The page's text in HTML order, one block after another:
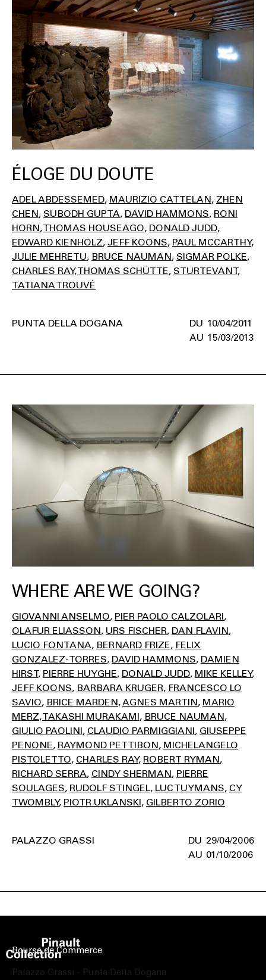
ÉLOGE DU DOUTE
ADEL ABDESSEMED MAURIZIO CATTELAN ZHEN
CHEN SUBODH GUPTA DAVID HAMMONS RONI
HORN THOMAS HOUSEAGO DONALD JUDD
EDWARD KIENHOLZ JEFF KOONS PAUL MCCARTHY
JULIE MEHRETU BRUCE NAUMAN SIGMAR POLKE
CHARLES RAY THOMAS SCHÜTTE STURTEVANT
TATIANA TROUVÉ
10/04/2011
15/03/2013
PUNTA DELLA DOGANA
WHERE ARE WE GOING?
GIOVANNI ANSELMO PIER PAOLO CALZOLARI
OLAFUR ELIASSON URS FISCHER DAN FLAVIN
LUCIO FONTANA BERNARD FRIZE FELIX
GONZALEZ-TORRES DAVID HAMMONS DAMIEN
HIRST PIERRE HUYGHE DONALD JUDD MIKE KELLEY
JEFF KOONS BARBARA KRUGER FRANCESCO LO
SAVIO BRICE MARDEN AGNES MARTIN MARIO
MERZ TAKASHI MURAKAMI BRUCE NAUMAN
GIULIO PAOLINI CLAUDIO PARMIGGIANI GIUSEPPE
PENONE RAYMOND PETTIBON MICHELANGELO
PISTOLETTO CHARLES RAY ROBERT RYMAN
RICHARD SERRA CINDY SHERMAN PIERRE
SOULAGES RUDOLF STINGEL LUC TUYMANS CY
TWOMBLY PIOTR UKLANSKI GILBERTO ZORIO
29/04/2006
01/10/2006
PALAZZO GRASSI
Bourse de Commerce
Palazzo Grassi - Punta Della Dogana